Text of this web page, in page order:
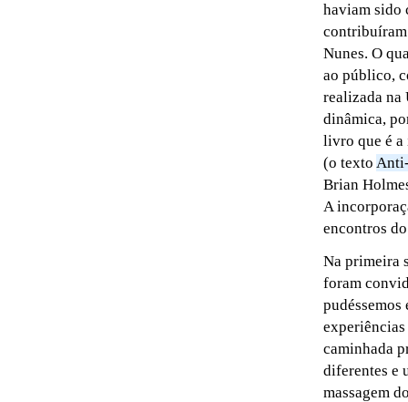
haviam sido
contribuíram
Nunes. O
ao público,
realizada na
dinâmica,
livro que é a
(o texto
Brian
A
encontros
Na primeira
foram
experiências
caminhada
diferentes e
massagem